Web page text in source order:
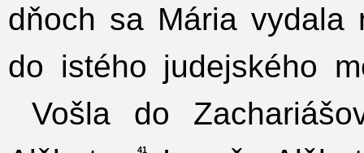
dňoch sa Mária
do istého judejského
Vošla do
41